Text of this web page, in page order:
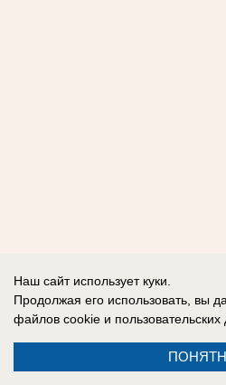
Наш сайт использует куки.
Продолжая его использовать, вы
файлов cookie и пользовательских